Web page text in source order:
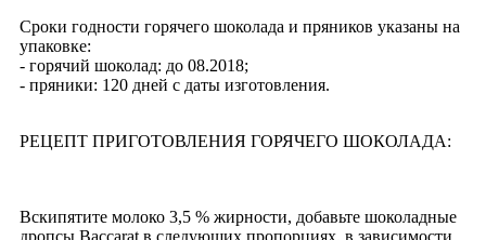
Сроки годности горячего шоколада и пряников указаны на
упаковке:
- горячий шоколад: до 08.2018;
- пряники: 120 дней с даты изготовления.
РЕЦЕПТ ПРИГОТОВЛЕНИЯ ГОРЯЧЕГО ШОКОЛАДА:
Вскипятите молоко 3,5 % жирности, добавьте шоколадные
дропсы Baccarat в следующих пропорциях, в зависимости